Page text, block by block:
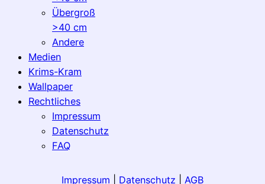
Übergroß
>40 cm
Andere
Medien
Krims-Kram
Wallpaper
Rechtliches
Impressum
Datenschutz
FAQ
Impressum Datenschutz AGB